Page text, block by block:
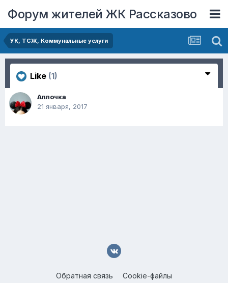
Форум жителей ЖК Рассказово
УК, ТСЖ, Коммунальные услуги
Like (1)
Аллочка
21 января, 2017
Обратная связь Cookie-файлы